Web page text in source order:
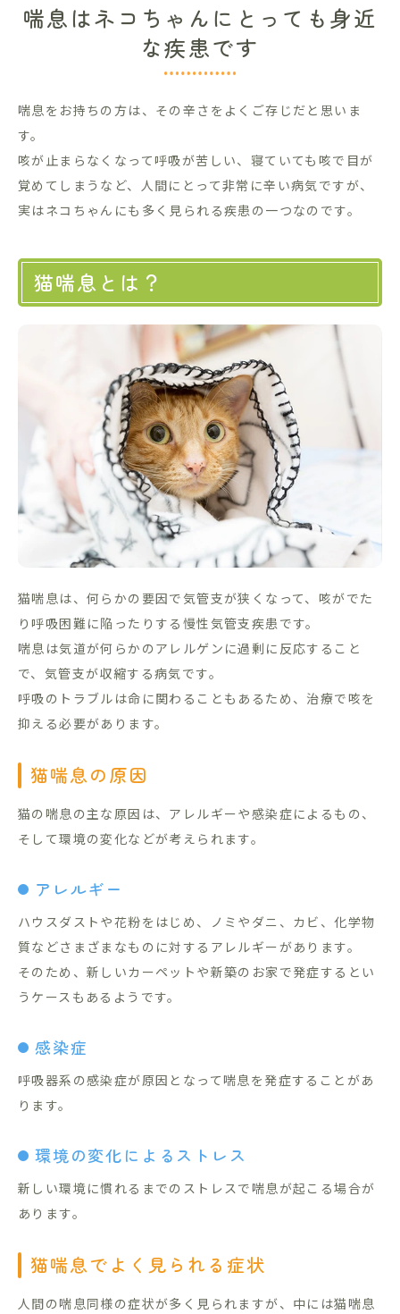
喘息はネコちゃんにとっても身近
な疾患です
喘息をお持ちの方は、その辛さをよくご存じだと思いま
す。
咳が止まらなくなって呼吸が苦しい、寝ていても咳で目が
覚めてしまうなど、人間にとって非常に辛い病気ですが、
実はネコちゃんにも多く見られる疾患の一つなのです。
猫喘息とは？
猫喘息は、何らかの要因で気管支が狭くなって、咳がでた
り呼吸困難に陥ったりする慢性気管支疾患です。
喘息は気道が何らかのアレルゲンに過剰に反応すること
で、気管支が収縮する病気です。
呼吸のトラブルは命に関わることもあるため、治療で咳を
抑える必要があります。
猫喘息の原因
猫の喘息の主な原因は、アレルギーや感染症によるもの、
そして環境の変化などが考えられます。
アレルギー
ハウスダストや花粉をはじめ、ノミやダニ、カビ、化学物
質などさまざまなものに対するアレルギーがあります。
そのため、新しいカーペットや新築のお家で発症するとい
うケースもあるようです。
感染症
呼吸器系の感染症が原因となって喘息を発症することがあ
ります。
環境の変化によるストレス
新しい環境に慣れるまでのストレスで喘息が起こる場合が
あります。
猫喘息でよく見られる症状
人間の喘息同様の症状が多く見られますが、中には猫喘息